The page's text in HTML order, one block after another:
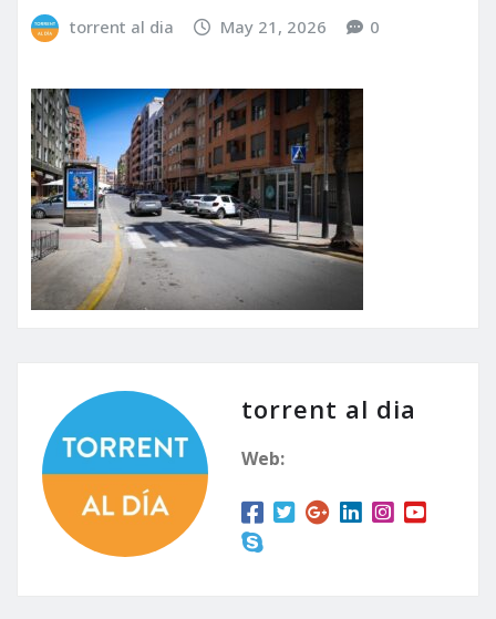
torrent al dia May 21, 2026 0
torrent al dia
Web: